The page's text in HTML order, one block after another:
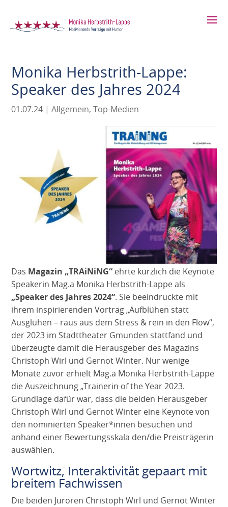
Monika Herbstrith-Lappe:
Speaker des Jahres 2024
01.07.24 |Allgemein,Top-Medien
Das Magazin „TRAiNiNG“ ehrte kürzlich die Keynote
Speakerin Mag.a Monika Herbstrith-Lappe als
„Speaker des Jahres 2024“. Sie beeindruckte mit
ihrem inspirierenden Vortrag „Aufblühen statt
Ausglühen – raus aus dem Stress & rein in den Flow“,
der 2023 im Stadttheater Gmunden stattfand und
überzeugte damit die Herausgeber des Magazins
Christoph Wirl und Gernot Winter. Nur wenige
Monate zuvor erhielt Mag.a Monika Herbstrith-Lappe
die Auszeichnung „Trainerin of the Year 2023.
Grundlage dafür war, dass die beiden Herausgeber
Christoph Wirl und Gernot Winter eine Keynote von
den nominierten Speaker*innen besuchen und
anhand einer Bewertungsskala den/die Preisträgerin
auswählen.
Wortwitz, Interaktivität gepaart mit
breitem Fachwissen
Die beiden Juroren Christoph Wirl und Gernot Winter